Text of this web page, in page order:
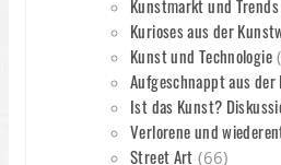
Kunstmarkt und Trends
Kurioses aus der
Kunst und Technologie
Aufgeschnappt aus der
Ist das Kunst?
Verlorene und
Street Art (66)